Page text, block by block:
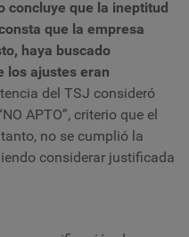
concluye que la ineptitud
que la empresa
haya buscado
los ajustes eran
del TSJ consideró
APTO”, criterio que el
no se cumplió la
considerar justificada